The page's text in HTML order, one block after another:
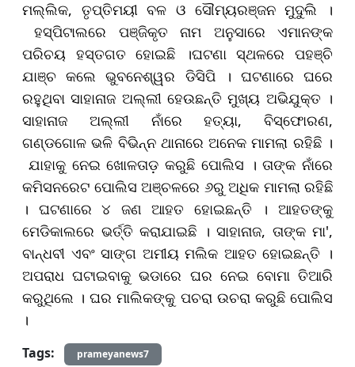
ମଲ୍ଲିକ, ତୃପ୍ତିମୟୀ ବଳ ଓ ସୌମ୍ୟରଞ୍ଜନ ମୁଦୁଲି ।
ହସ୍ପିଟାଲରେ ପଞ୍ଜିକୃତ ନାମ ଅନୁସାରେ ଏମାନଙ୍କ
ପରିଚୟ ହସ୍ତଗତ ହୋଇଛି ।ଘଟଣା ସ୍ଥଳରେ ପହଞ୍ଚି
ଯାଞ୍ଚ କଲେ ଭୁବନେଶ୍ୱର ଡିସିପି । ଘଟଣାରେ ଘରେ
ରହୁଥିବା ସାହାନାଜ ଅଲ୍ଲୀ ହେଉଛନ୍ତି ମୁଖ୍ୟ ଅଭିଯୁକ୍ତ ।
ସାହାନାଜ ଅଲ୍ଲୀ ନାଁରେ ହତ୍ୟା, ବିସ୍ଫୋରଣ,
ଗଣ୍ଡଗୋଳ ଭଳି ବିଭିନ୍ନ ଥାନାରେ ଅନେକ ମାମଲା ରହିଛି ।
ଯାହାକୁ ନେଇ ଖୋଳତାଡ଼ କରୁଛି ପୋଲିସ । ତାଙ୍କ ନାଁରେ
କମିସନରେଟ ପୋଲିସ ଅଞ୍ଚଳରେ ୬ରୁ ଅଧିକ ମାମଲା ରହିଛି
। ଘଟଣାରେ ୪ ଜଣ ଆହତ ହୋଇଛନ୍ତି । ଆହତଙ୍କୁ
ମେଡିକାଲରେ ଭର୍ତ୍ତି କରାଯାଇଛି । ସାହାନାଜ, ତାଙ୍କ ମା',
ବାନ୍ଧବୀ ଏବଂ ସାଙ୍ଗ ଅମୀୟ ମଲିକ ଆହତ ହୋଇଛନ୍ତି ।
ଅପରାଧ ଘଟାଇବାକୁ ଭଡାରେ ଘର ନେଇ ବୋମା ତିଆରି
କରୁଥିଲେ । ଘର ମାଲିକଙ୍କୁ ପଚରା ଉଚରା କରୁଛି ପୋଲିସ
।
Tags: prameyanews7